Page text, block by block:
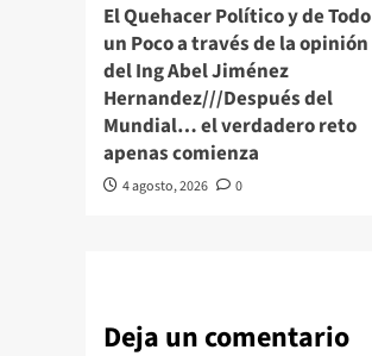
El Quehacer Político y de Todo
un Poco a través de la opinión
del Ing Abel Jiménez
Hernandez///Después del
Mundial… el verdadero reto
apenas comienza
4 agosto, 2026 0
Deja un comentario